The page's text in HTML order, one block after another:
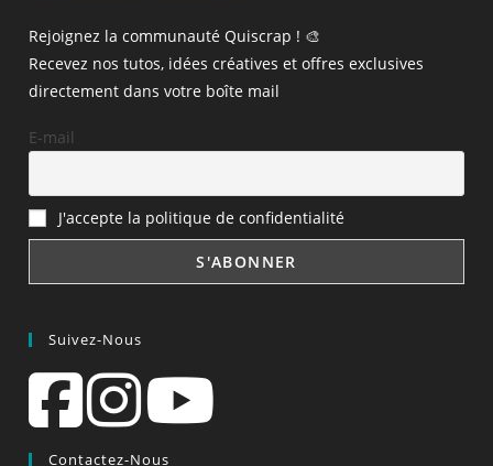
Rejoignez la communauté Quiscrap ! 🎨
Recevez nos tutos, idées créatives et offres exclusives
directement dans votre boîte mail
E-mail
J'accepte la politique de confidentialité
Suivez-Nous
Contactez-Nous